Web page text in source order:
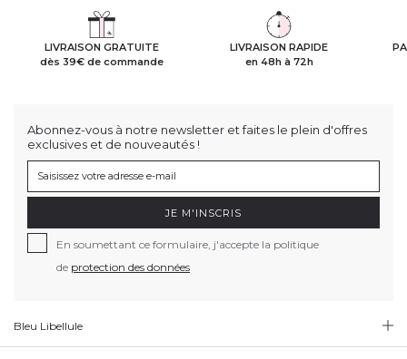
LIVRAISON GRATUITE
dès 39€ de commande
LIVRAISON RAPIDE
en 48h à 72h
Abonnez-vous à notre newsletter et faites le plein d'offres
exclusives et de nouveautés !
JE M'INSCRIS
En soumettant ce formulaire, j'accepte la politique
de protection des données
Bleu Libellule